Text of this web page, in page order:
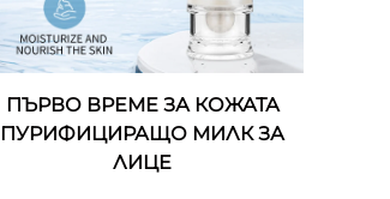
ПЪРВО ВРЕМЕ ЗА КОЖАТА
ПУРИФИЦИРАЩО МИЛК ЗА
ЛИЦЕ